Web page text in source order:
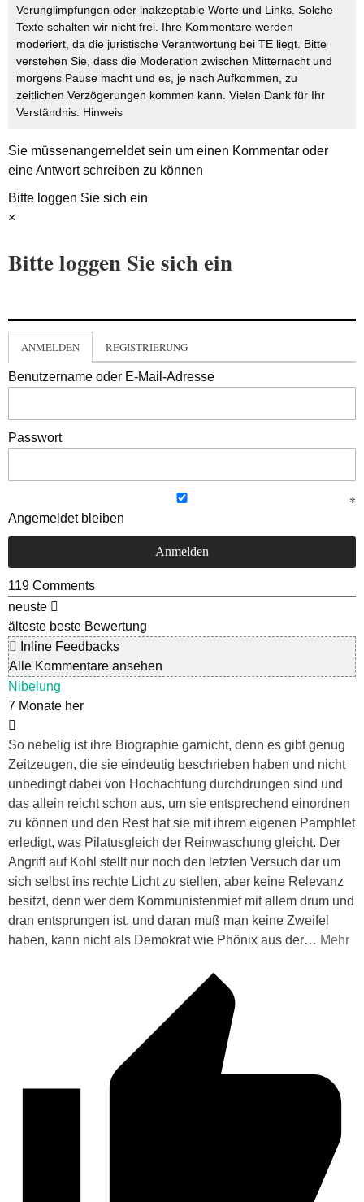
Verunglimpfungen oder inakzeptable Worte und Links. Solche
Texte schalten wir nicht frei. Ihre Kommentare werden
moderiert, da die juristische Verantwortung bei TE liegt. Bitte
verstehen Sie, dass die Moderation zwischen Mitternacht und
morgens Pause macht und es, je nach Aufkommen, zu
zeitlichen Verzögerungen kommen kann. Vielen Dank für Ihr
Verständnis. Hinweis
Sie müssenangemeldetsein um einen Kommentar oder
eine Antwort schreiben zu können
Bitte loggen Sie sich ein
×
Bitte loggen Sie sich ein
ANMELDEN REGISTRIERUNG
Benutzername oder E-Mail-Adresse
Passwort
Angemeldet bleiben
119 Comments
neuste
älteste beste Bewertung
Inline Feedbacks
Alle Kommentare ansehen
Nibelung
7 Monate her
So nebelig ist ihre Biographie garnicht, denn es gibt genug
Zeitzeugen, die sie eindeutig beschrieben haben und nicht
unbedingt dabei von Hochachtung durchdrungen sind und
das allein reicht schon aus, um sie entsprechend einordnen
zu können und den Rest hat sie mit ihrem eigenen Pamphlet
erledigt, was Pilatusgleich der Reinwaschung gleicht. Der
Angriff auf Kohl stellt nur noch den letzten Versuch dar um
sich selbst ins rechte Licht zu stellen, aber keine Relevanz
besitzt, denn wer dem Kommunistenmief mit allem drum und
dran entsprungen ist, und daran muß man keine Zweifel
haben, kann nicht als Demokrat wie Phönix aus der… Mehr